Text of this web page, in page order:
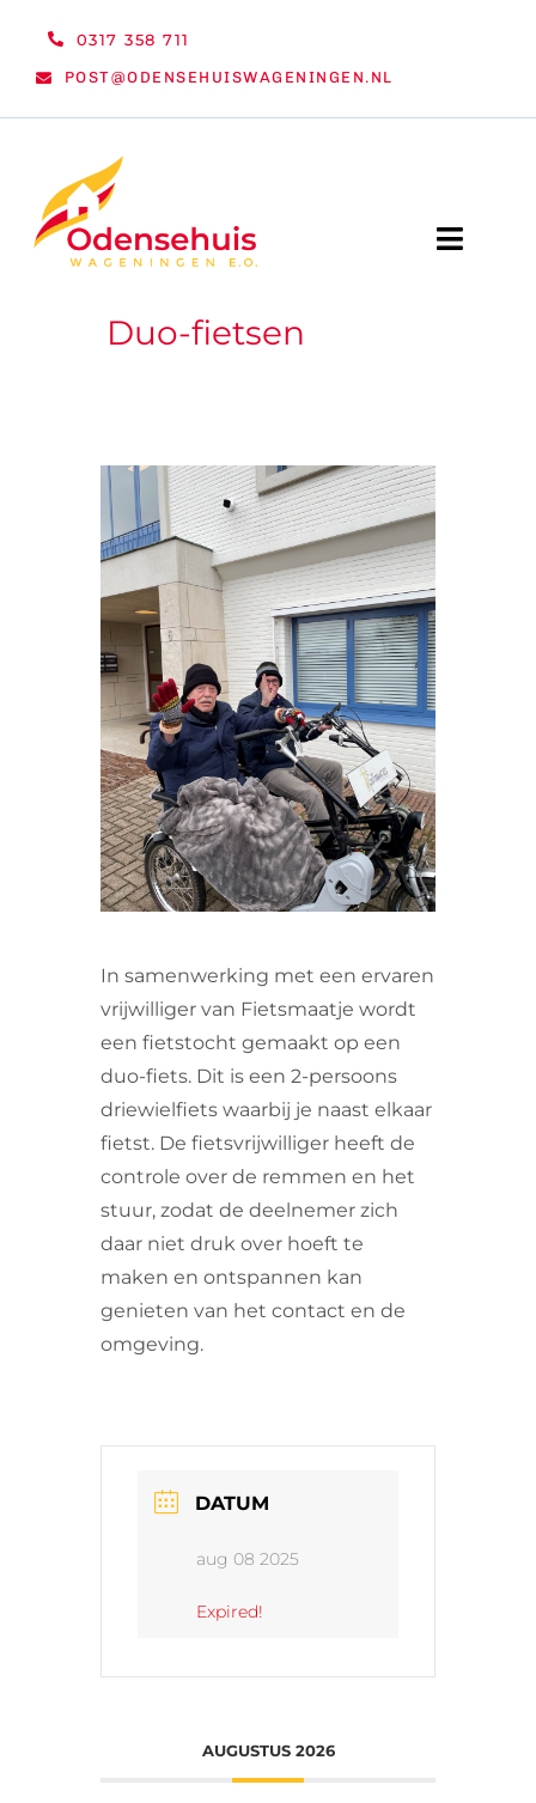
0317 358 711
POST@ODENSEHUISWAGENINGEN.NL
Toggle
WELKOM
ORGANISATIE
VRIJWILLIGERS & STAGIAIRES
CONTACT
Duo-fietsen
In samenwerking met een ervaren
vrijwilliger van Fietsmaatje wordt
een fietstocht gemaakt op een
duo-fiets. Dit is een 2-persoons
driewielfiets waarbij je naast elkaar
fietst. De fietsvrijwilliger heeft de
controle over de remmen en het
stuur, zodat de deelnemer zich
daar niet druk over hoeft te
maken en ontspannen kan
genieten van het contact en de
omgeving.
DATUM
aug 08 2025
Expired!
AUGUSTUS 2026